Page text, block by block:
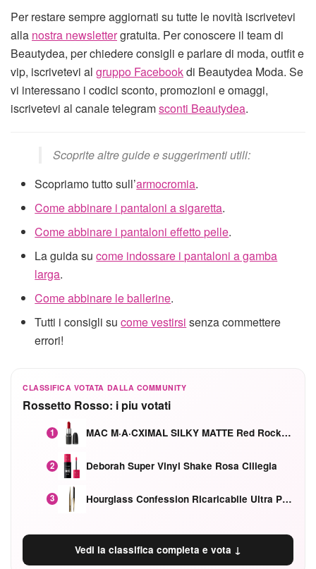
Per restare sempre aggiornati su tutte le novità iscrivetevi
alla nostra newslettergratuita. Per conoscere il team di
Beautydea, per chiedere consigli e parlare di moda, outfit e
vip, iscrivetevi al gruppo Facebookdi Beautydea Moda. Se
vi interessano i codici sconto, promozioni e omaggi,
iscrivetevi al canale telegramsconti Beautydea.
Scoprite altre guide e suggerimenti utili:
Scopriamo tutto sull’armocromia.
Come abbinare i pantaloni a sigaretta.
Come abbinare i pantaloni effetto pelle.
La guida sucome indossare i pantaloni a gamba
larga.
Come abbinare le ballerine.
Tutti i consigli sucome vestirsi senza commettere
errori!
CLASSIFICA VOTATA DALLA COMMUNITY
Rossetto Rosso: i piu votati
1 MAC M·A·CXIMAL SILKY MATTE Red Rock mat
2 Deborah Super Vinyl Shake Rosa Ciliegia
3 Hourglass Confession Ricaricabile Ultra Preciso Ad Alta Intensità Secretly Classic Red
Vedi la classifica completa e vota ↓